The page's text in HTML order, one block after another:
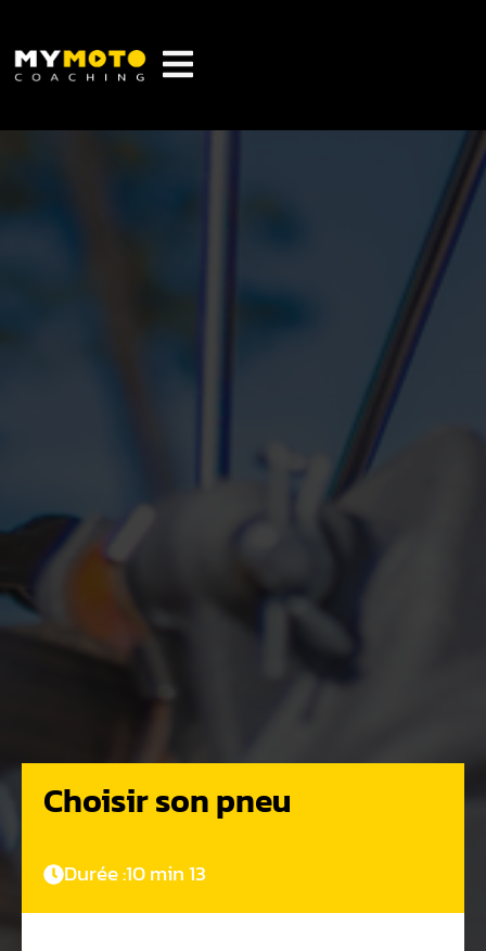
Choisir son pneu
Durée :10 min 13